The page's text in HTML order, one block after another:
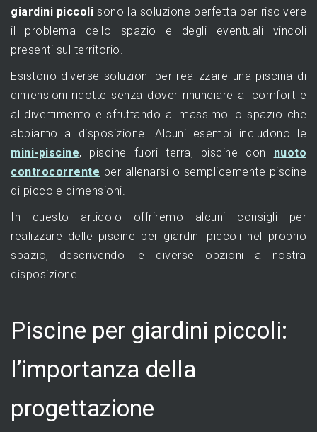
giardini piccoli sono la soluzione perfetta per risolvere
il problema dello spazio e degli eventuali vincoli
presenti sul territorio.
Esistono diverse soluzioni per realizzare una piscina di
dimensioni ridotte senza dover rinunciare al comfort e
al divertimento e sfruttando al massimo lo spazio che
abbiamo a disposizione. Alcuni esempi includono le
mini-piscine, piscine fuori terra, piscine con nuoto
controcorrente per allenarsi o semplicemente piscine
di piccole dimensioni.
In questo articolo offriremo alcuni consigli per
realizzare delle piscine per giardini piccoli nel proprio
spazio, descrivendo le diverse opzioni a nostra
disposizione.
Piscine per giardini piccoli:
l’importanza della
progettazione